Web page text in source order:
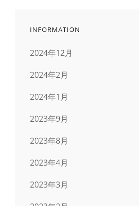
INFORMATION
2024年12月
2024年2月
2024年1月
2023年9月
2023年8月
2023年4月
2023年3月